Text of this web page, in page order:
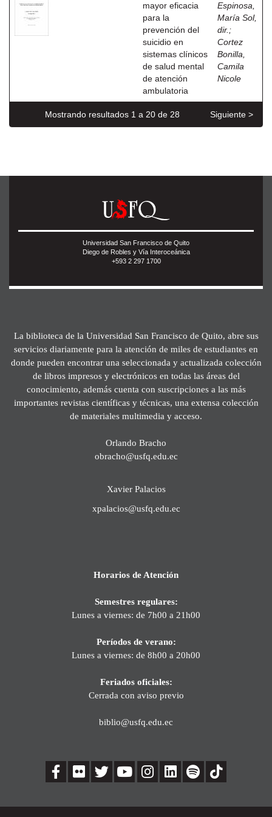
mayor eficacia
para la
prevención del
suicidio en
sistemas clínicos
de salud mental
de atención
ambulatoria
Espinosa,
María Sol,
dir. ;
Cortez
Bonilla,
Camila
Nicole
Mostrando resultados 1 a 20 de 28 Siguiente >
Universidad San Francisco de Quito
Diego de Robles y Vía Interoceánica
+593 2 297 1700
La biblioteca de la Universidad San Francisco de Quito, abre sus
servicios diariamente para la atención de miles de estudiantes en
donde pueden encontrar una seleccionada y actualizada colección
de libros impresos y electrónicos en todas las áreas del
conocimiento, además cuenta con suscripciones a las más
importantes revistas científicas y técnicas, una extensa colección
de materiales multimedia y acceso.
Orlando Bracho
obracho@usfq.edu.ec
Xavier Palacios
xpalacios@usfq.edu.ec
Horarios de Atención
Semestres regulares:
Lunes a viernes: de 7h00 a 21h00
Períodos de verano:
Lunes a viernes: de 8h00 a 20h00
Feriados oficiales:
Cerrada con aviso previo
biblio@usfq.edu.ec